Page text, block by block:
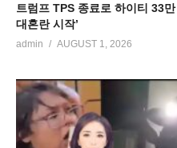
트럼프 TPS 종료로 하이티 33
대혼란 시작’
admin AUGUST 1, 2026